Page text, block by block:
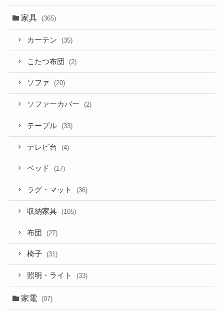
家具 (365)
カーテン (35)
こたつ布団 (2)
ソファ (20)
ソファーカバー (2)
テーブル (33)
テレビ台 (4)
ベッド (17)
ラグ・マット (36)
収納家具 (105)
布団 (27)
椅子 (31)
照明・ライト (33)
家電 (97)